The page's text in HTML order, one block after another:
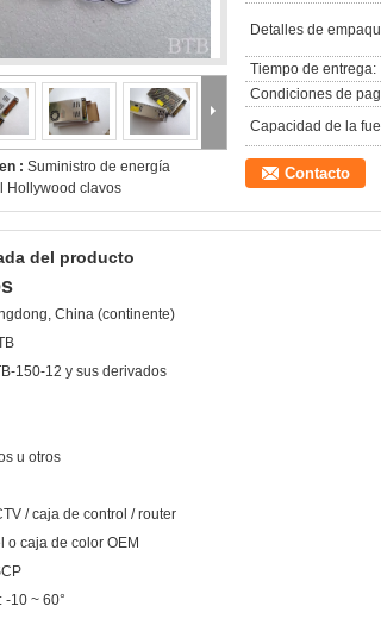
: Suministro de energía
Hollywood clavos
Detalles de
Tiempo de entrega:
Condiciones de
Capacidad de la
Contacto
del producto
China (continente)
150-12 y sus derivados
u otros
/ caja de control / router
o caja de color OEM
-10 ~ 60°